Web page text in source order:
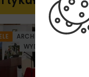
ARCHIWUM NBI
WYDARZENIA